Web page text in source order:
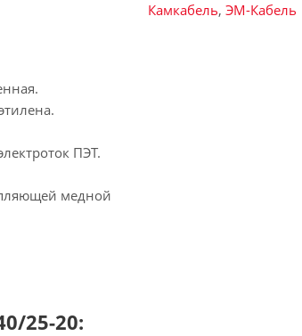
ПЭТ.
медной
25-20:
Камкабель, ЭМ-Кабель